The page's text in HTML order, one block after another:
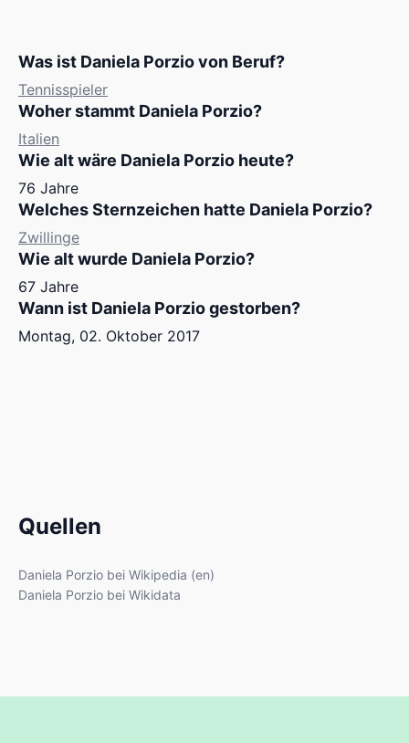
Was ist Daniela Porzio von Beruf?
Tennisspieler
Woher stammt Daniela Porzio?
Italien
Wie alt wäre Daniela Porzio heute?
76 Jahre
Welches Sternzeichen hatte Daniela Porzio?
Zwillinge
Wie alt wurde Daniela Porzio?
67 Jahre
Wann ist Daniela Porzio gestorben?
Montag, 02. Oktober 2017
Quellen
Daniela Porzio bei Wikipedia (en)
Daniela Porzio bei Wikidata